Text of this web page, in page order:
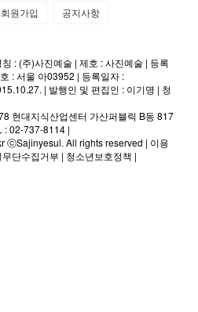
회원가입 공지사항
칭 : (주)사진예술 | 제호 : 사진예술 | 등록
: 서울 아03952 | 등록일자 :
| 발행인 및 편집인 : 이기명 | 청
현대지식산업센터 가산퍼블릭 B동 817
: 02-737-8114 |
ⓒSajinyesul. All rights reserved | 이용
무단수집거부 | 청소년보호정책 |